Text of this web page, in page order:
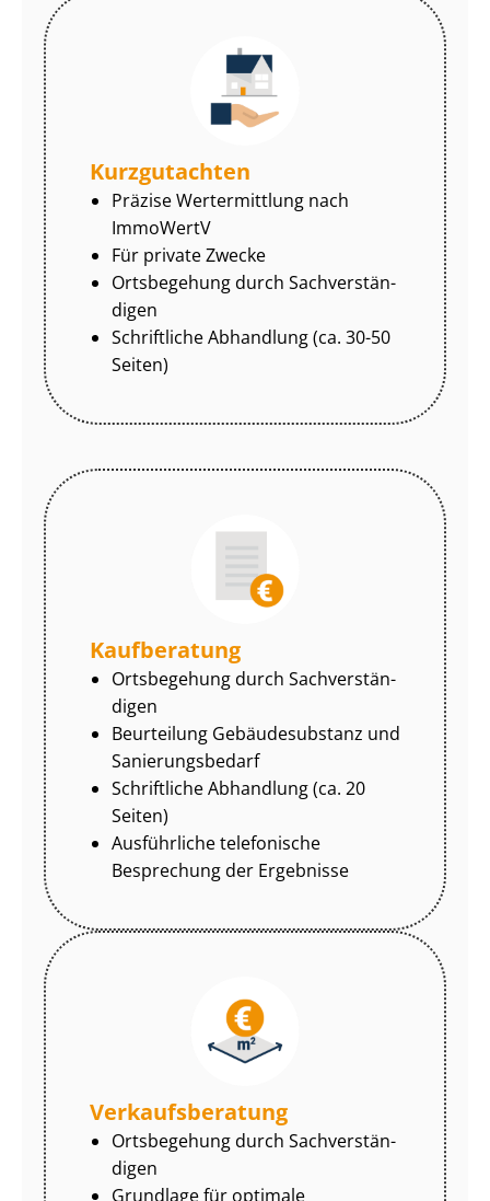
Kurzgutachten
Präzise Wertermittlung nach
ImmoWertV
Für private Zwecke
Ortsbegehung durch Sach­ver­stän­
di­gen
Schriftliche Abhandlung (ca. 30-50
Seiten)
Kaufberatung
Ortsbegehung durch Sach­ver­stän­
di­gen
Beurteilung Gebäudesubstanz und
Sa­nie­rungs­be­darf
Schriftliche Abhandlung (ca. 20
Seiten)
Ausführliche telefonische
Besprechung der Ergebnisse
Ver­kaufs­be­ra­tung
Ortsbegehung durch Sach­ver­stän­
di­gen
Grundlage für optimale